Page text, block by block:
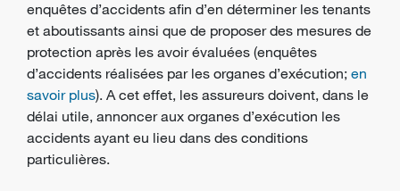
enquêtes d’accidents afin d’en déterminer les tenants
et aboutissants ainsi que de proposer des mesures de
protection après les avoir évaluées (enquêtes
d’accidents réalisées par les organes d’exécution; en
savoir plus). A cet effet, les assureurs doivent, dans le
délai utile, annoncer aux organes d’exécution les
accidents ayant eu lieu dans des conditions
particulières.